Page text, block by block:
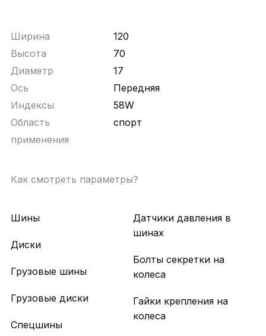
Ширина
120
Высота
70
Диаметр
17
Ось
Передняя
Индексы
58W
Область
применения
спорт
Как смотреть параметры?
Шины
Диски
Грузовые шины
Грузовые диски
Спецшины
Датчики давления в
шинах
Болты секретки на
колеса
Гайки крепления на
колеса